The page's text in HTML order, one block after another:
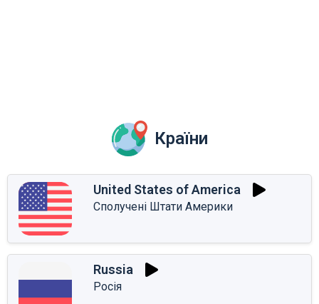
Країни
United States of America
Сполучені Штати Америки
Russia
Росія